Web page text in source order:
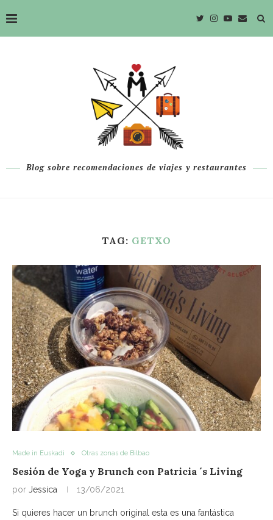
Blog sobre recomendaciones de viajes y restaurantes
TAG: GETXO
Made in Euskadi Otras zonas de Bilbao
Sesión de Yoga y Brunch con Patricia ´s Living
por Jessica 13/06/2021
Si quieres hacer un brunch original esta es una fantástica